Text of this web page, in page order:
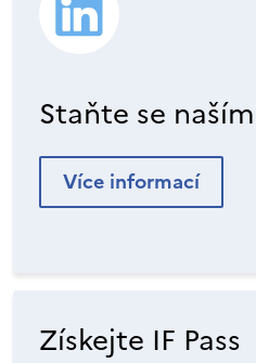
Staňte se
Více informací
Získejte IF Pass